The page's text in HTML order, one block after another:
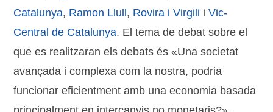
Catalunya, Ramon Llull , Rovira i Virgili iVic-
Central de Catalunya. El tema de debat sobre el
que es realitzaran els debats és «Una societat
avançada i complexa com la nostra, podria
funcionar eficientment amb una economia basada